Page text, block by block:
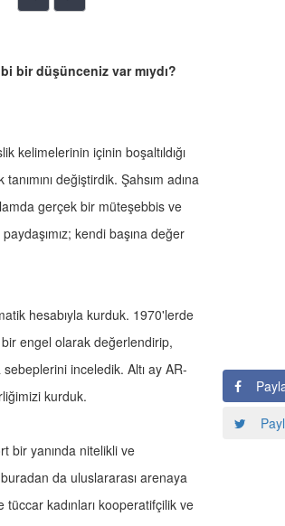
bir düşünceniz var mıydı?
kelimelerinin içinin boşaltıldığı
değiştirdik. Şahsım adına
gerçek bir müteşebbis ve
kendi başına değer
hesabıyla kurduk. 1970'lerde
bir engel olarak değerlendirip,
inceledik. Altı ay AR-
kurduk.
bir yanında nitelikli ve
da uluslararası arenaya
kadınları kooperatifçilik ve